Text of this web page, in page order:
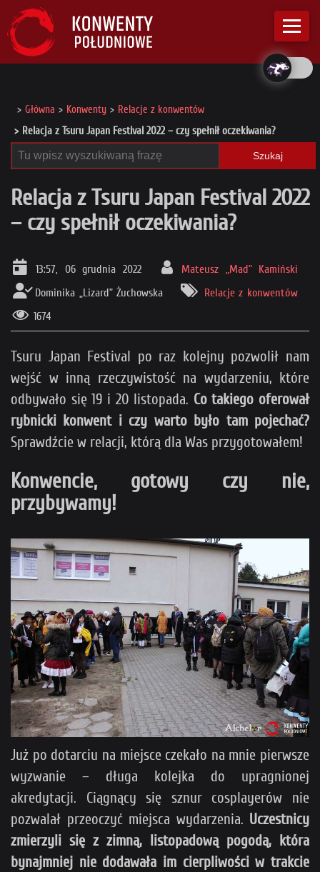
Główna Konwenty
Relacje z konwentów
Relacja z Tsuru Japan Festival 2022 – czy spełnił oczekiwania?
Szukaj
Relacja z Tsuru Japan Festival 2022
– czy spełnił oczekiwania?
13:57, 06 grudnia 2022
Mateusz „Mad” Kamiński
Dominika „Lizard” Żuchowska
Relacje z konwentów
1674
Tsuru Japan Festival po raz kolejny pozwolił nam
wejść w inną rzeczywistość na wydarzeniu, które
odbywało się 19 i 20 listopada. Co takiego oferował
rybnicki konwent i czy warto było tam pojechać?
Sprawdźcie w relacji, którą dla Was przygotowałem!
Konwencie, gotowy czy nie,
przybywamy!
Już po dotarciu na miejsce czekało na mnie pierwsze
wyzwanie – długa kolejka do upragnionej
akredytacji. Ciągnący się sznur cosplayerów nie
pozwalał przeoczyć miejsca wydarzenia. Uczestnicy
zmierzyli się z zimną, listopadową pogodą, która
bynajmniej nie dodawała im cierpliwości w trakcie